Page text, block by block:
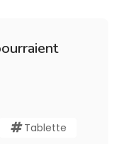
Tablette